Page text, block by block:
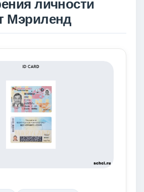
личности
Мэриленд